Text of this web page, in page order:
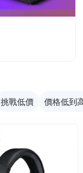
挑戰低價 價格低到